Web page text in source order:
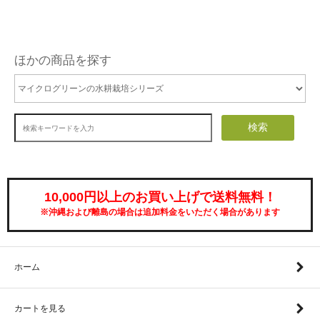
ほかの商品を探す
検索
10,000円以上のお買い上げで送料無料！
※沖縄および離島の場合は追加料金をいただく場合があります
ホーム
カートを見る